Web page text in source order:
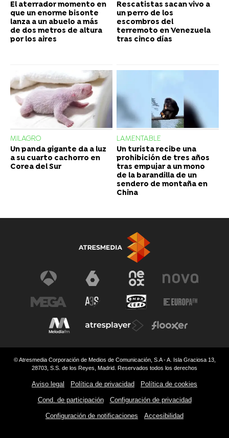
El aterrador momento en
que un enorme bisonte
lanza a un abuelo a más
de dos metros de altura
por los aires
Rescatistas sacan vivo a
un perro de los
escombros del
terremoto en Venezuela
tras cinco días
MILAGRO
Un panda gigante da a luz
a su cuarto cachorro en
Corea del Sur
LAMENTABLE
Un turista recibe una
prohibición de tres años
tras empujar a un mono
de la barandilla de un
sendero de montaña en
China
© Atresmedia Corporación de Medios de Comunicación, S.A - A. Isla Graciosa 13,
28703, S.S. de los Reyes, Madrid. Reservados todos los derechos
Aviso legal Política de privacidad Política de cookies
Cond. de participación Configuración de privacidad
Configuración de notificaciones Accesibilidad